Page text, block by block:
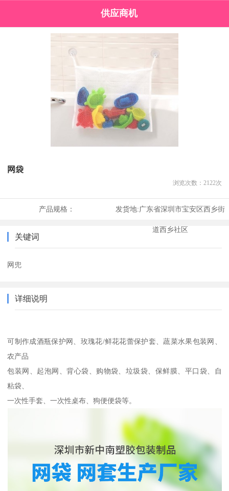
供应商机
网袋
浏览次数： 2122次
产品规格： 发货地:广东省深圳市宝安区西乡街
道西乡社区
关键词
网兜
详细说明
可制作成酒瓶保护网、玫瑰花/鲜花花蕾保护套、蔬菜水果包装网、
农产品
包装网、起泡网、背心袋、购物袋、垃圾袋、保鲜膜、平口袋、自
粘袋、
一次性手套、一次性桌布、狗便便袋等。